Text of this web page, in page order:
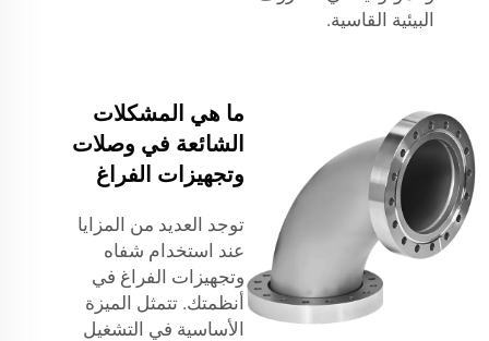
البيئية القاسية.
ما هي المشكلات
الشائعة في وصلات
وتجهيزات الفراغ
توجد العديد من المزايا
عند استخدام شفاه
وتجهيزات الفراغ في
أنظمتك. تتمثل الميزة
الأساسية في التشغيل